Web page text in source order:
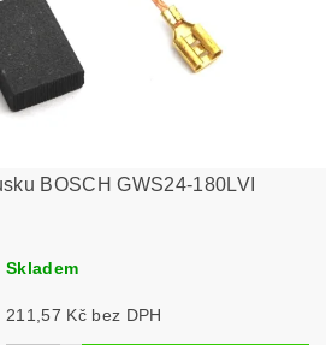
BOSCH GWS24-180LVI
Skladem
211,57 Kč bez DPH